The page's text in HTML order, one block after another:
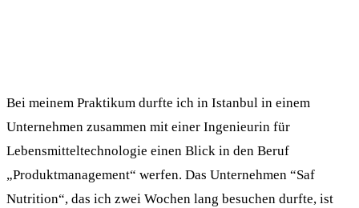
Bei meinem Praktikum durfte ich in Istanbul in einem
Unternehmen zusammen mit einer Ingenieurin für
Lebensmitteltechnologie einen Blick in den Beruf
„Produktmanagement“ werfen. Das Unternehmen “Saf
Nutrition“, das ich zwei Wochen lang besuchen durfte, ist